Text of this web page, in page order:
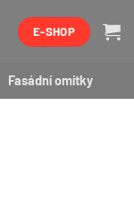
E-SHOP
Fasádní omítky